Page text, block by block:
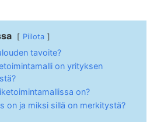
Piilota
tavoite?
on yrityksen
on?
on ja miksi sillä on merkitystä?